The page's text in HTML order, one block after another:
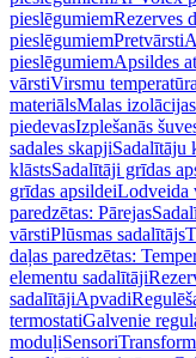
pieslēgumiemRezerves
pieslēgumiemPretvārsti
pieslēgumiemApsildes
vārstiVirsmu
materiālsMalas
piedevasIzplešanās
sadales skapjiSadalītāju
klāstsSadalītāji grīdas
grīdas apsildeiLodveida
paredzētas: Pārejas
vārstiPlūsmas sadalītājs
daļas paredzētas:
elementu sadalītāji
sadalītājiApvadi
termostatiGalvenie
moduļiSensori